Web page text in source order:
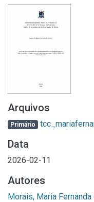
Arquivos
Primário
Data
2026-02-11
Autores
Morais, Maria Fernanda